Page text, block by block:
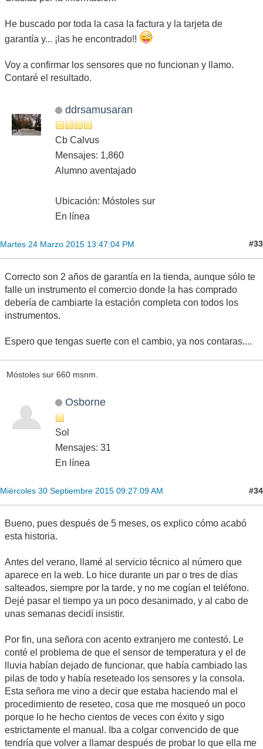
He buscado por toda la casa la factura y la tarjeta de
garantía y... ¡las he encontrado!!
Voy a confirmar los sensores que no funcionan y llamo.
Contaré el resultado.
ddrsamusaran
Cb Calvus
Mensajes: 1,860
Alumno aventajado
Ubicación: Móstoles sur
En línea
Martes 24 Marzo 2015 13:47:04 PM #33
Correcto son 2 años de garantía en la tienda, aunque sólo te
falle un instrumento el comercio donde la has comprado
debería de cambiarte la estación completa con todos los
instrumentos.
Espero que tengas suerte con el cambio, ya nos contaras....
Móstoles sur 660 msnm.
Osborne
Sol
Mensajes: 31
En línea
Miércoles 30 Septiembre 2015 09:27:09 AM #34
Bueno, pues después de 5 meses, os explico cómo acabó
esta historia.
Antes del verano, llamé al servicio técnico al número que
aparece en la web. Lo hice durante un par o tres de días
salteados, siempre por la tarde, y no me cogían el teléfono.
Dejé pasar el tiempo ya un poco desanimado, y al cabo de
unas semanas decidí insistir.
Por fin, una señora con acento extranjero me contestó. Le
conté el problema de que el sensor de temperatura y el de
lluvia habían dejado de funcionar, que había cambiado las
pilas de todo y había reseteado los sensores y la consola.
Esta señora me vino a decir que estaba haciendo mal el
procedimiento de reseteo, cosa que me mosqueó un poco
porque lo he hecho cientos de veces con éxito y sigo
estrictamente el manual. Iba a colgar convencido de que
tendría que volver a llamar después de probar lo que ella me